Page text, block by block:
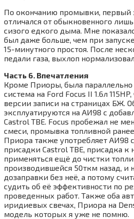
По окончанию промывки, первый
отличался от обыкновенного
сизого едкого дыма. Мне
был даже больше, чем при
15-минутного простоя. После
педали газа, выхлоп
Часть 6. Впечатления
Кроме Приоры, была
система на Ford Focus II 1.6л
версии записи на страницах БЖ.
эксплуатируются на АИ98 с
Castrol TBE. Focus пробежал не
смеси, промывка топливной
Приора также употребляет АИ98
присадки Castrol TBE, присадка к
применяться ещё до чистки
производившейся 50ткм назад, и
дозаправки без неё, а потому
судить об её эффективности по
проведенных работ. Также оба
иридиевых свечах, Приора на
модель которых я уже не помню.